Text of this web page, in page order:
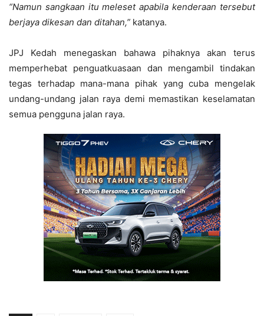
“Namun sangkaan itu meleset apabila kenderaan tersebut
berjaya dikesan dan ditahan,” katanya.
JPJ Kedah menegaskan bahawa pihaknya akan terus
memperhebat penguatkuasaan dan mengambil tindakan
tegas terhadap mana-mana pihak yang cuba mengelak
undang-undang jalan raya demi memastikan keselamatan
semua pengguna jalan raya.